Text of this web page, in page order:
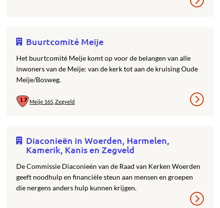
Buurtcomité Meije
Het buurtcomité Meije komt op voor de belangen van alle
inwoners van de Meije: van de kerk tot aan de kruising Oude
Meije/Bosweg.
Meije 165, Zegveld
Diaconieën in Woerden, Harmelen,
Kamerik, Kanis en Zegveld
De Commissie Diaconieën van de Raad van Kerken Woerden
geeft noodhulp en financiële steun aan mensen en groepen
die nergens anders hulp kunnen krijgen.